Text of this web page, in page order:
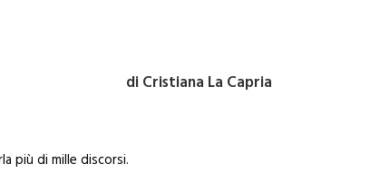
di Cristiana La Capria
più di mille discorsi.